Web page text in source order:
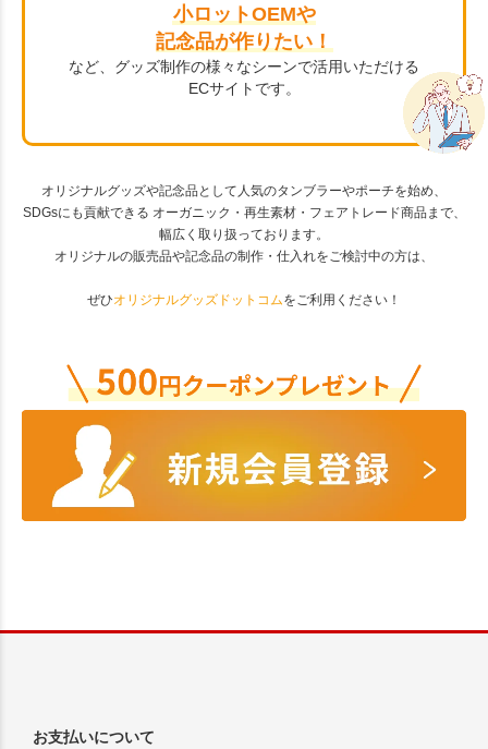
小ロットOEMや
記念品が作りたい！
など、グッズ制作の様々なシーンで活用いただける
ECサイトです。
オリジナルグッズや記念品として人気のタンブラーやポーチを始め、
SDGsにも貢献できる オーガニック・再生素材・フェアトレード商品まで、
幅広く取り扱っております。
オリジナルの販売品や記念品の制作・仕入れをご検討中の方は、
ぜひオリジナルグッズドットコムをご利用ください！
お支払いについて